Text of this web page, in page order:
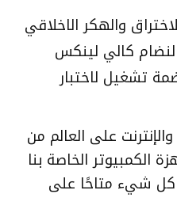
والهكر الاخلاقي
لنضام كالي لينكس
أفضل 10 أنضمة تشغيل لاختبار
على العالم من
الكمبيوتر الخاصة بنا
كل شيء متاحًا على